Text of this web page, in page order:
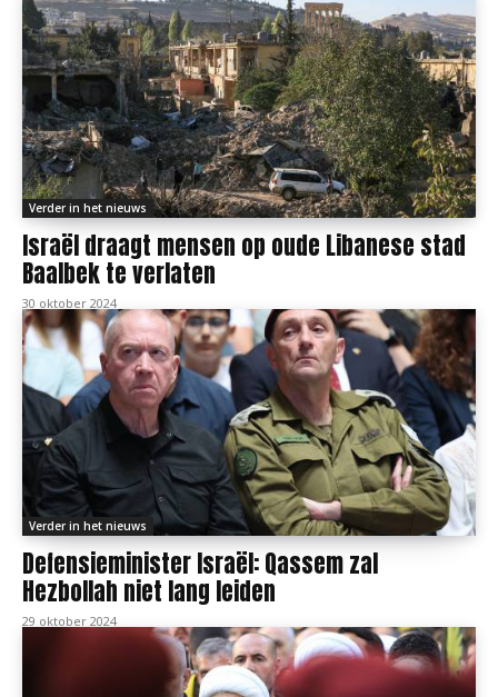
Verder in het nieuws
Israël draagt mensen op oude Libanese stad
Baalbek te verlaten
30 oktober 2024
Verder in het nieuws
Defensieminister Israël: Qassem zal
Hezbollah niet lang leiden
29 oktober 2024